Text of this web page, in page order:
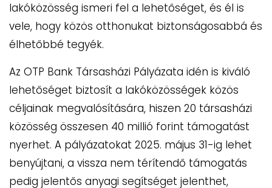
lakóközösség ismeri fel a lehetőséget, és él is
vele, hogy közös otthonukat biztonságosabbá és
élhetőbbé tegyék.
Az OTP Bank Társasházi Pályázata idén is kiváló
lehetőséget biztosít a lakóközösségek közös
céljainak megvalósítására, hiszen 20 társasházi
közösség összesen 40 millió forint támogatást
nyerhet. A pályázatokat 2025. május 31-ig lehet
benyújtani, a vissza nem térítendő támogatás
pedig jelentős anyagi segítséget jelenthet,